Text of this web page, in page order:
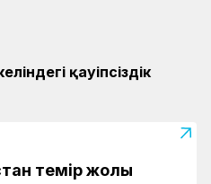
қауіпсіздік
темір жолы